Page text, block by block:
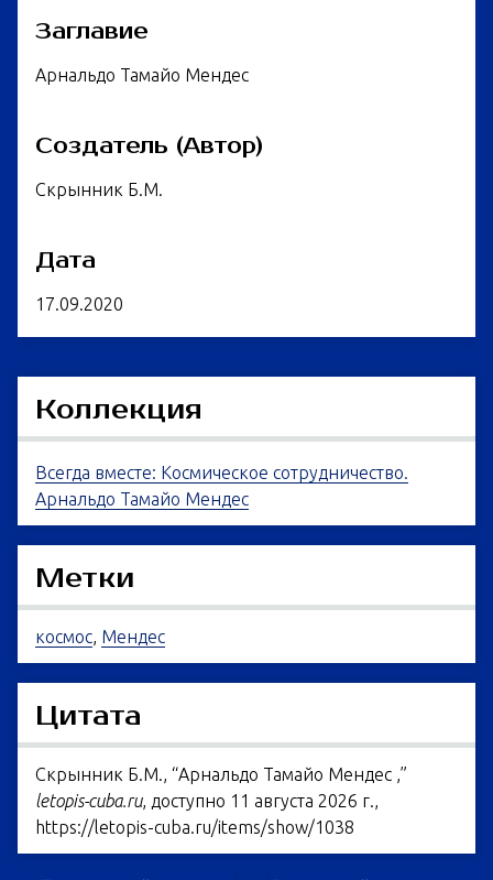
Заглавие
Арнальдо Тамайо Мендес
Создатель (Автор)
Скрынник Б.М.
Дата
17.09.2020
Коллекция
Всегда вместе: Космическое сотрудничество.
Арнальдо Тамайо Мендес
Метки
космос, Мендес
Цитата
Скрынник Б.М., “Арнальдо Тамайо Мендес ,”
letopis-cuba.ru, доступно 11 августа 2026 г.,
https://letopis-cuba.ru/items/show/1038